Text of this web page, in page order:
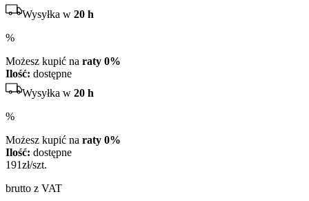
Wysyłka w 20 h
%
Możesz kupić na raty 0%
Ilość: dostępne
Wysyłka w 20 h
%
Możesz kupić na raty 0%
Ilość: dostępne
191zł/szt.
brutto z VAT